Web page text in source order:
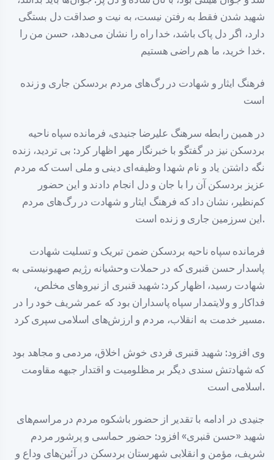
شهید شدن فقط به رفتن نیست، به نیت و صداقت دل بستگی
دارد، اگر دل پاک باشد، خدا راه را نشان می‌دهد، حسن من را
خدا خرید، ما هم راضی هستیم.
فرهنگ ایثار و شهادت در رگ‌های مردم بردسکن جاری و زنده
است
در همین رابطه سرهنگ علیرضا جنیدی، فرمانده سپاه ناحیه
بردسکن نیز در گفتگو با خبرنگار مهر اظهار کرد: بی تردید، زنده
نگه داشتن یاد و نام شهدا وظیفه‌ای دینی و ملی است که مردم
عزیز بردسکن آن را با جان و دل انجام دادند و این حضور
کم‌نظیر، نشان داد که فرهنگ ایثار و شهادت در رگ‌های مردم
این سرزمین جاری و زنده است.
فرمانده سپاه ناحیه بردسکن ضمن تبریک و تسلیت شهادت
پاسدار حسن قنبری که در حملات وحشیانه رژیم صهیونیستی به
شهادت رسید، اظهار کرد: شهید قنبری از نیروهای مخلص،
فداکار و ولایتمدار سپاه پاسداران بود که عمر شریف خود را در
مسیر خدمت به انقلاب، مردم و ارزش‌های اسلامی سپری کرد.
وی افزود: شهید قنبری فردی خوش اخلاق، مردمی و مجاهد بود
که شهادتش سندی دیگر بر مظلومیت و اقتدار جبهه مقاومت
اسلامی است.
جنیدی در ادامه با تقدیر از حضور باشکوه مردم در مراسم‌های
شهید «حسن قنبری» افزود: حضور حماسی و پرشور مردم
شریف، مؤمن و انقلابی شهرستان بردسکن در آئین‌های وداع و